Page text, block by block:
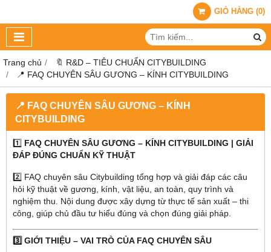
GIỎ HÀNG (0)
Trang chủ
🔖​​​​​​​ R&D – TIÊU CHUẨN CITYBUILDING
📍 FAQ CHUYÊN SÂU GƯƠNG – KÍNH CITYBUILDING
📍 FAQ CHUYÊN SÂU GƯƠNG – KÍNH
CITYBUILDING
1️⃣ FAQ CHUYÊN SÂU GƯƠNG – KÍNH CITYBUILDING | GIẢI
ĐÁP ĐÚNG CHUẨN KỸ THUẬT
2️⃣ FAQ chuyên sâu Citybuilding tổng hợp và giải đáp các câu
hỏi kỹ thuật về gương, kính, vật liệu, an toàn, quy trình và
nghiệm thu. Nội dung được xây dựng từ thực tế sản xuất – thi
công, giúp chủ đầu tư hiểu đúng và chọn đúng giải pháp.
3️⃣ GIỚI THIỆU – VAI TRÒ CỦA FAQ CHUYÊN SÂU